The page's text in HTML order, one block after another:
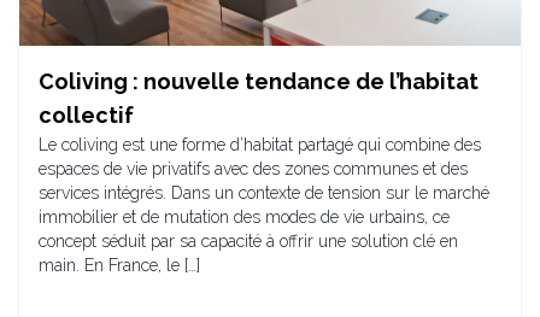
Coliving : nouvelle tendance de l’habitat
collectif
Le coliving est une forme d’habitat partagé qui combine des
espaces de vie privatifs avec des zones communes et des
services intégrés. Dans un contexte de tension sur le marché
immobilier et de mutation des modes de vie urbains, ce
concept séduit par sa capacité à offrir une solution clé en
main. En France, le […]